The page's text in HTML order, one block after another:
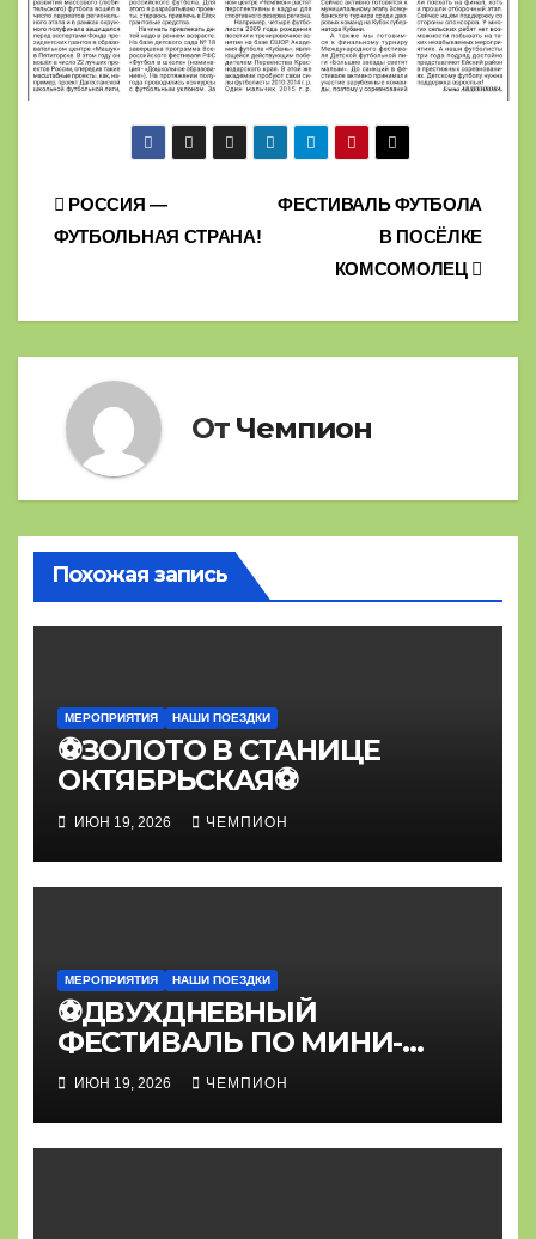
Навигация
записям
ФЕСТИВАЛЬ ФУТБОЛА
В ПОСЁЛКЕ
КОМСОМОЛЕЦ
РОССИЯ —
ФУТБОЛЬНАЯ СТРАНА!
От Чемпион
Похожая запись
МЕРОПРИЯТИЯ НАШИ ПОЕЗДКИ
⚽ЗОЛОТО В СТАНИЦЕ
ОКТЯБРЬСКАЯ⚽
ИЮН 19, 2026 ЧЕМПИОН
МЕРОПРИЯТИЯ НАШИ ПОЕЗДКИ
⚽ДВУХДНЕВНЫЙ
ФЕСТИВАЛЬ ПО МИНИ-
ФУТБОЛУ⚽
ИЮН 19, 2026 ЧЕМПИОН